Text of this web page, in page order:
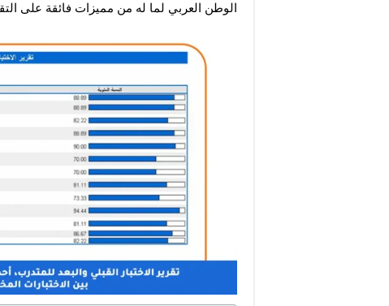
الوطن العربي لما له من مميزات فائقة على